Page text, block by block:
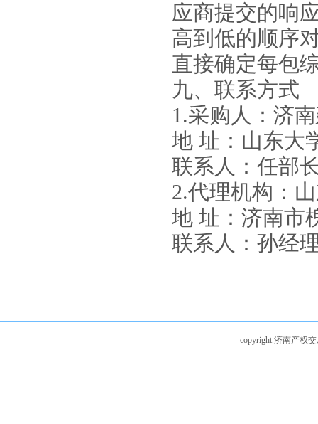
应商提交的响
高到低的顺序
直接确定每包
九、 联系方式
1.采购 人： 济
地 址：山东大
联系人：任部
2.代理机构：
地 址： 济南市
联系人：孙经
copyright 济南产权